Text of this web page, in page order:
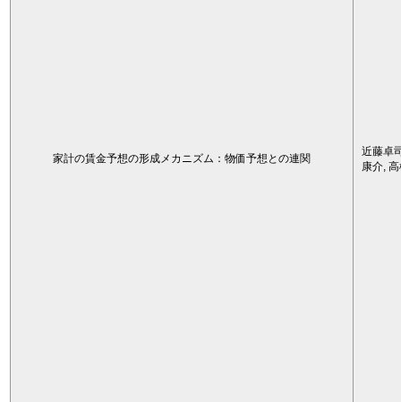
家計の賃金予想の形成メカニズム：物価予想との連関
近藤卓
康介,